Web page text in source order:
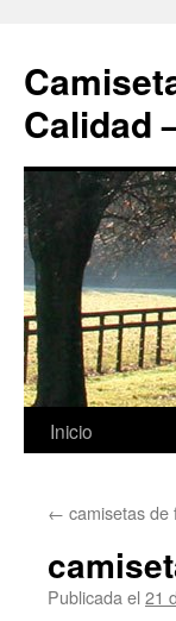
Calidad
Saltar
contenido
Inicio
← camisetas de
Publicada el 21